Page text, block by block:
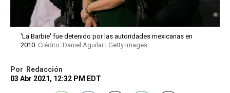
'La Barbie' fue detenido por las autoridades mexicanas en
2010. Crédito: Daniel Aguilar | Getty Images
Por
Redacción
03 Abr 2021, 12:32 PM EDT